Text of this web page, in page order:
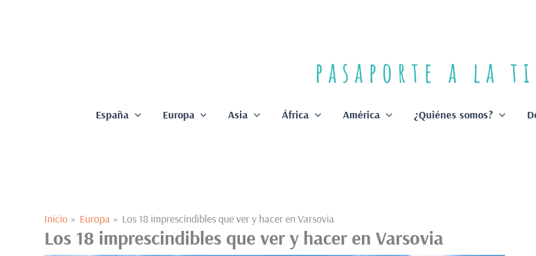
España Europa Asia África América ¿Quiénes somos?
Inicio Europa Los 18 imprescindibles que ver y hacer en Varsovia
Los 18 imprescindibles que ver y hacer en Varsovia